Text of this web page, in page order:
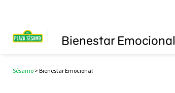
Bienestar Emocional
Sésamo>Bienestar Emocional